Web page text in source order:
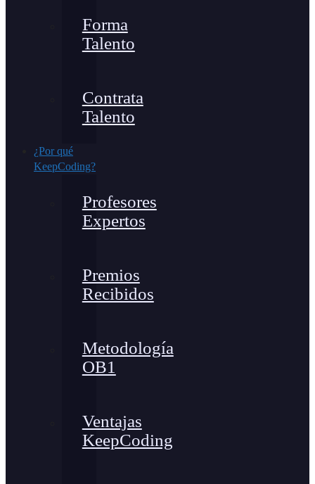
Forma
Talento
Contrata
Talento
¿Por qué
KeepCoding?
Profesores
Expertos
Premios
Recibidos
Metodología
OB1
Ventajas
KeepCoding